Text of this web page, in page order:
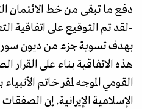
دفع ما تبقى من خط الائتمان
هذه الاتفاقية بناء على القرار
القومي الموجه لمقر خاتم
الإسلامية الإيرانية. إن